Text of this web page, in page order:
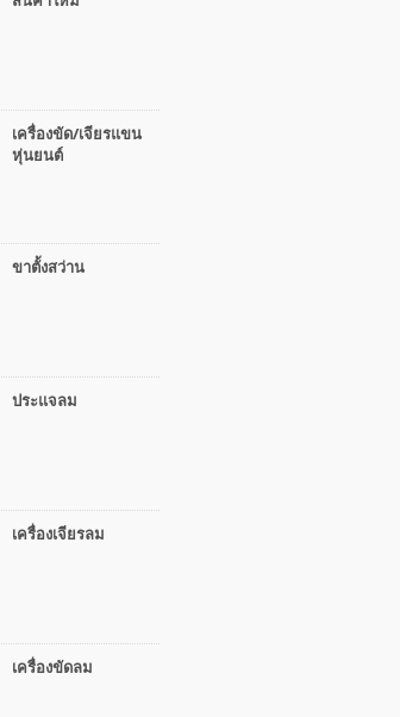
เครื่องขัด/เจียรแขน
หุ่นยนต์
ขาตั้งสว่าน
ประแจลม
เครื่องเจียรลม
เครื่องขัดลม